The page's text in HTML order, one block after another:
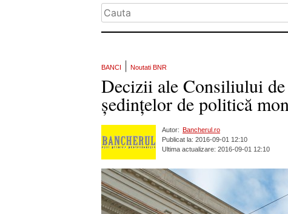
BANCI Noutati BNR
Decizii ale Consiliului
ședințelor de politică
Autor:
Bancherul.ro
Publicat la: 2016-09-01 12:10
Ultima actualizare: 2016-09-01 12:10